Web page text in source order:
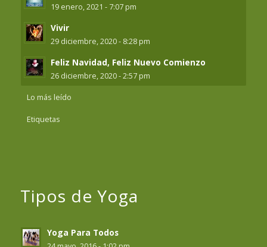
19 enero, 2021 - 7:07 pm
Vivir
29 diciembre, 2020 - 8:28 pm
Feliz Navidad, Feliz Nuevo Comienzo
26 diciembre, 2020 - 2:57 pm
Lo más leído
Etiquetas
Tipos de Yoga
Yoga Para Todos